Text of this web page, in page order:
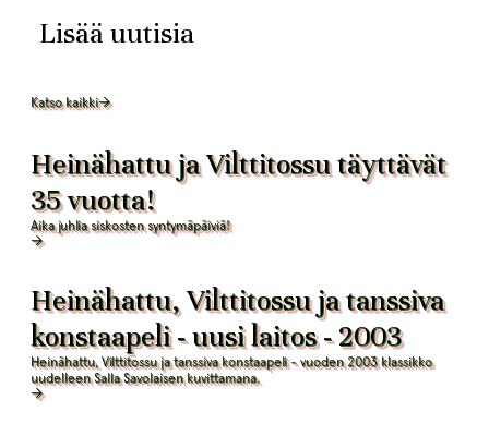
Lisää uutisia
Katso kaikki
Heinähattu ja Vilttitossu täyttävät
35 vuotta!
Aika juhlia siskosten syntymäpäiviä!
Heinähattu, Vilttitossu ja tanssiva
konstaapeli - uusi laitos - 2003
Heinähattu, Vilttitossu ja tanssiva konstaapeli - vuoden 2003 klassikko
uudelleen Salla Savolaisen kuvittamana.